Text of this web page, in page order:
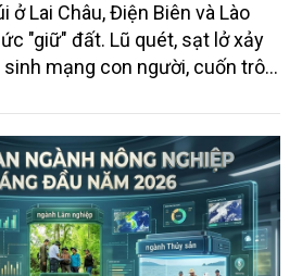
ở Lai Châu, Điện Biên và Lào
"giữ" đất. Lũ quét, sạt lở xảy
mạng con người, cuốn trôi
núi rừng Tây Bắc. Đằng sau
hại không chỉ là những con
báo ngày càng rõ nét về thiên
cảnh biến đổi khí hậu, đòi hỏi
phòng ngừa và thích ứng.